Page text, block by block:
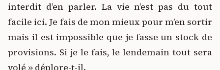
interdit d’en parler. La vie n’est pas du tout
facile ici. Je fais de mon mieux pour m’en sortir
mais il est impossible que je fasse un stock de
provisions. Si je le fais, le lendemain tout sera
volé » déplore-t-il.